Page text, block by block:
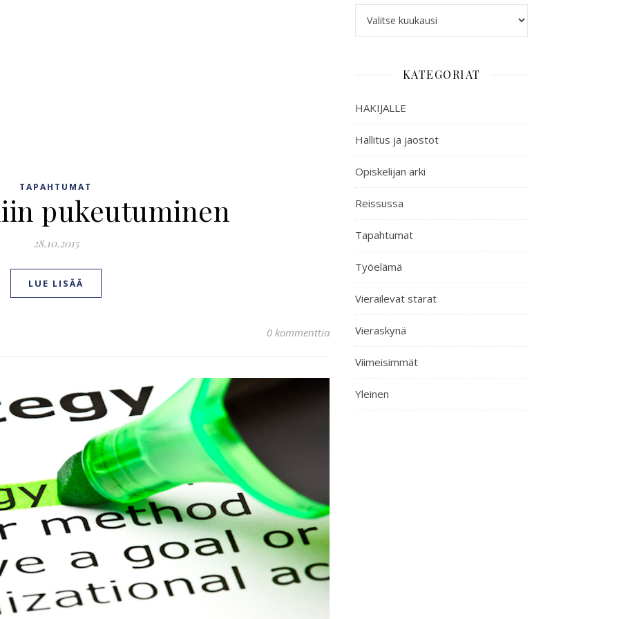
TAPAHTUMAT
pukeutuminen
28.10.2015
LUE LISÄÄ
0 kommenttia
KATEGORIAT
HAKIJALLE
Hallitus ja jaostot
Opiskelijan arki
Reissussa
Tapahtumat
Työelämä
Vierailevat starat
Vieraskynä
Viimeisimmät
Yleinen